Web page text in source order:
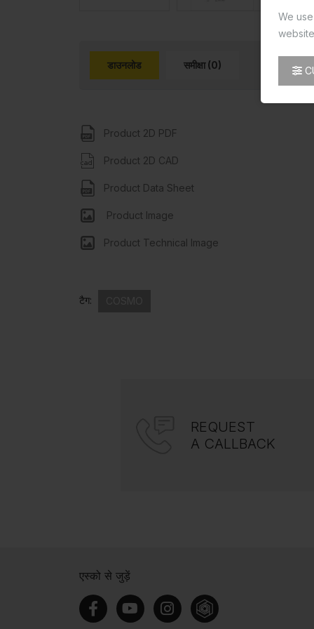
We
डाउनलोड समीक्षा (0)
Product 2D PDF
Product 2D CAD
Product Data Sheet
Product Image
Product Technical Image
टैग:
REQUEST
A CALLBACK
एस्को से जुड़ें